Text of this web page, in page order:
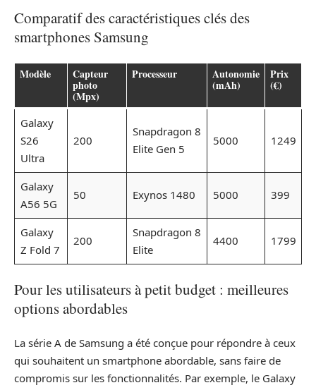
Comparatif des caractéristiques clés des
smartphones Samsung
Modèle Capteur
photo
(Mpx)
Processeur Autonomie
(mAh)
Prix
(€)
Galaxy
S26
Ultra
200
Snapdragon 8
Elite Gen 5
5000 1249
Galaxy
A56 5G
50 Exynos 1480 5000 399
Galaxy
Z Fold 7
200
Snapdragon 8
Elite
4400 1799
Pour les utilisateurs à petit budget : meilleures
options abordables
La série A de Samsung a été conçue pour répondre à ceux
qui souhaitent un smartphone abordable, sans faire de
compromis sur les fonctionnalités. Par exemple, le Galaxy